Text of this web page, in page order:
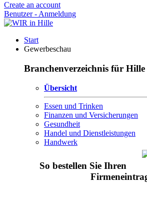
Create an account
Benutzer - Anmeldung
Start
Gewerbeschau
Branchenverzeichnis für Hille
Übersicht
Essen und Trinken
Finanzen und Versicherungen
Gesundheit
Handel und Dienstleistungen
Handwerk
So bestellen Sie Ihren